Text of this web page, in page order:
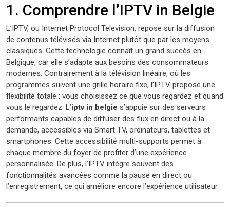
1. Comprendre l’IPTV in Belgie
L’IPTV, ou Internet Protocol Television, repose sur la diffusion
de contenus télévisés via Internet plutôt que par les moyens
classiques. Cette technologie connaît un grand succès en
Belgique, car elle s’adapte aux besoins des consommateurs
modernes. Contrairement à la télévision linéaire, où les
programmes suivent une grille horaire fixe, l’IPTV propose une
flexibilité totale : vous choisissez ce que vous regardez et quand
vous le regardez. L’iptv in belgie s’appuie sur des serveurs
performants capables de diffuser des flux en direct ou à la
demande, accessibles via Smart TV, ordinateurs, tablettes et
smartphones. Cette accessibilité multi-supports permet à
chaque membre du foyer de profiter d’une expérience
personnalisée. De plus, l’IPTV intègre souvent des
fonctionnalités avancées comme la pause en direct ou
l’enregistrement, ce qui améliore encore l’expérience utilisateur.